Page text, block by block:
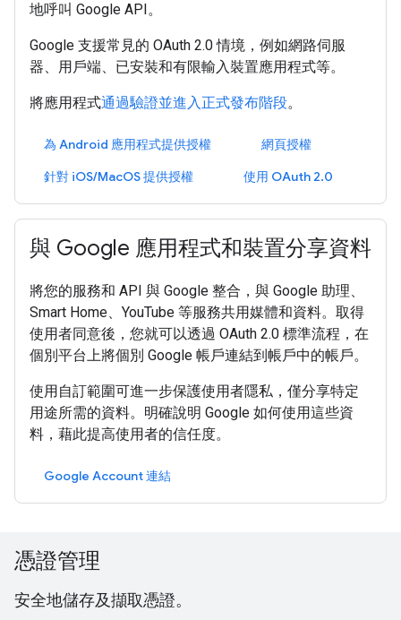
地呼叫 Google API。
Google 支援常見的 OAuth 2.0 情境，例如網路伺服
器、用戶端、已安裝和有限輸入裝置應用程式等。
將應用程式通過驗證並進入正式發布階段。
為 Android 應用程式提供授權
網頁授權
針對 iOS/MacOS 提供授權
使用 OAuth 2.0
與 Google 應用程式和裝置分享資料
將您的服務和 API 與 Google 整合，與 Google 助理、
Smart Home、YouTube 等服務共用媒體和資料。取得
使用者同意後，您就可以透過 OAuth 2.0 標準流程，在
個別平台上將個別 Google 帳戶連結到帳戶中的帳戶。
使用自訂範圍可進一步保護使用者隱私，僅分享特定
用途所需的資料。明確說明 Google 如何使用這些資
料，藉此提高使用者的信任度。
Google Account 連結
憑證管理
安全地儲存及擷取憑證。